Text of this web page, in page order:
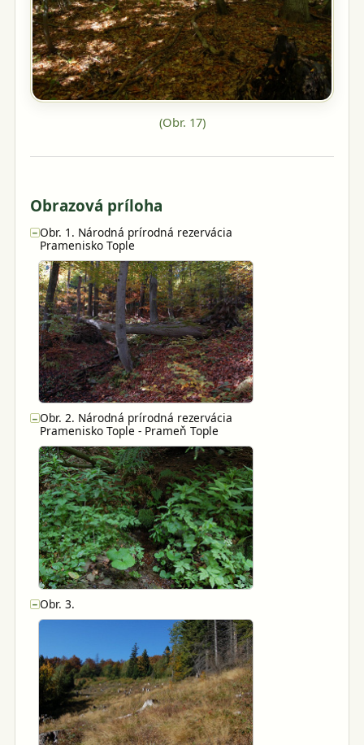
(Obr. 17)
Obrazová príloha
−Obr. 1. Národná prírodná rezervácia
Pramenisko Tople
− Obr. 2. Národná prírodná rezervácia
Pramenisko Tople - Prameň Tople
−Obr. 3.